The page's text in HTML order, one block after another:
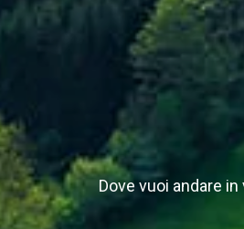
Dove vuoi andare in